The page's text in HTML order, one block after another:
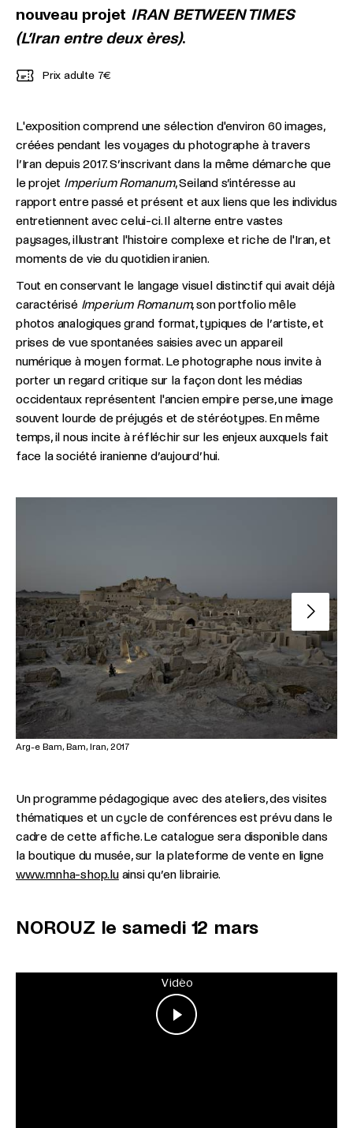
nouveau projet IRAN BETWEEN TIMES
(L’Iran entre deux ères).
Prix adulte 7€
L'exposition comprend une sélection d'environ 60 images,
créées pendant les voyages du photographe à travers
l’Iran depuis 2017. S’inscrivant dans la même démarche que
le projet Imperium Romanum, Seiland s’intéresse au
rapport entre passé et présent et aux liens que les individus
entretiennent avec celui-ci. Il alterne entre vastes
paysages, illustrant l'histoire complexe et riche de l'Iran, et
moments de vie du quotidien iranien.
Tout en conservant le langage visuel distinctif qui avait déjà
caractérisé Imperium Romanum, son portfolio mêle
photos analogiques grand format, typiques de l’artiste, et
prises de vue spontanées saisies avec un appareil
numérique à moyen format. Le photographe nous invite à
porter un regard critique sur la façon dont les médias
occidentaux représentent l'ancien empire perse, une image
souvent lourde de préjugés et de stéréotypes. En même
temps, il nous incite à réfléchir sur les enjeux auxquels fait
face la société iranienne d’aujourd’hui.
Arg-e Bam, Bam, Iran, 2017
Slide
Un programme pédagogique avec des ateliers, des visites
thématiques et un cycle de conférences est prévu dans le
cadre de cette affiche. Le catalogue sera disponible dans
la boutique du musée, sur la plateforme de vente en ligne
www.mnha-shop.luainsi qu’en librairie.
NOROUZ le samedi 12 mars